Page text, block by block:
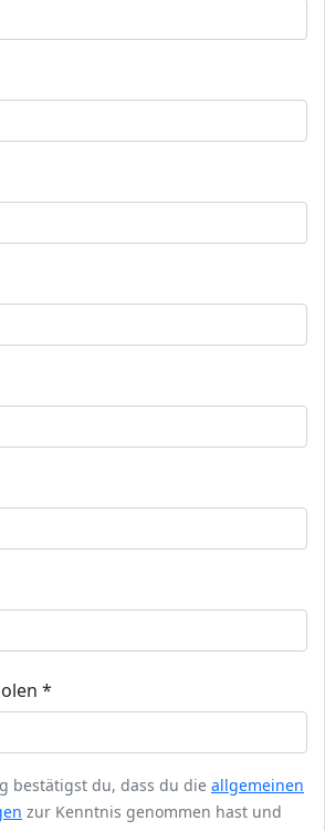
*
bestätigst du, dass du die allgemeinen
zur Kenntnis genommen hast und